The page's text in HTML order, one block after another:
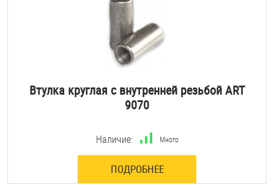
Втулка круглая с внутренней резьбой ART
9070
Наличие: Много
ПОДРОБНЕЕ